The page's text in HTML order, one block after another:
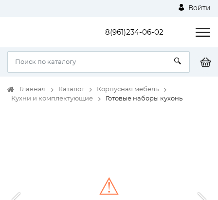
Войти
8(961)234-06-02
Главная Каталог
Корпусная мебель
Кухни и комплектующие
Готовые наборы кухонь
⚠